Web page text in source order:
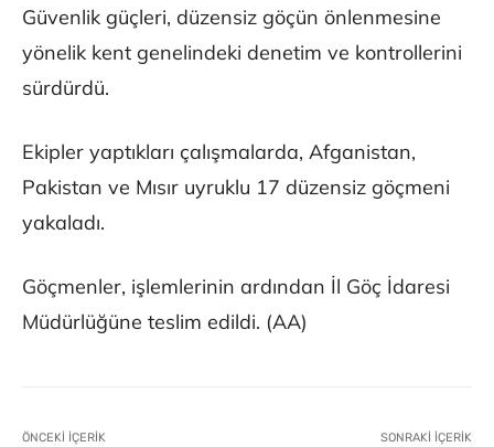
Güvenlik güçleri, düzensiz göçün önlenmesine
yönelik kent genelindeki denetim ve kontrollerini
sürdürdü.
Ekipler yaptıkları çalışmalarda, Afganistan,
Pakistan ve Mısır uyruklu 17 düzensiz göçmeni
yakaladı.
Göçmenler, işlemlerinin ardından İl Göç İdaresi
Müdürlüğüne teslim edildi. (AA)
ÖNCEKI İÇERIK SONRAKI İÇERIK